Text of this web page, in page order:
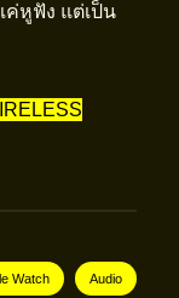
ค่หูฟัง แต่เป็น
Watch Audio